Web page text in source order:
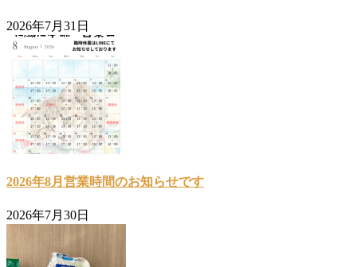
2026年7月31日
2026年8月営業時間のお知らせです
2026年7月30日